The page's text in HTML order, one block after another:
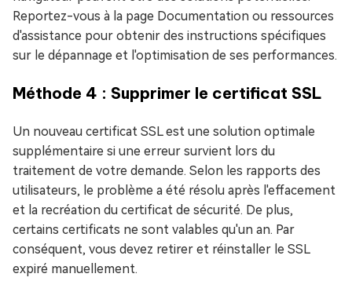
Reportez-vous à la page Documentation ou ressources
d'assistance pour obtenir des instructions spécifiques
sur le dépannage et l'optimisation de ses performances.
Méthode 4 : Supprimer le certificat SSL
Un nouveau certificat SSL est une solution optimale
supplémentaire si une erreur survient lors du
traitement de votre demande. Selon les rapports des
utilisateurs, le problème a été résolu après l'effacement
et la recréation du certificat de sécurité. De plus,
certains certificats ne sont valables qu'un an. Par
conséquent, vous devez retirer et réinstaller le SSL
expiré manuellement.